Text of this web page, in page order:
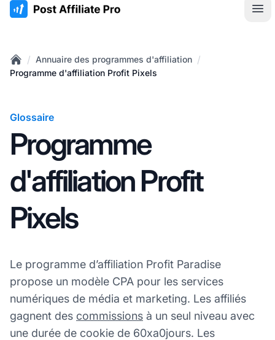
:site.title
Home
/ Annuaire des programmes d'affiliation /
Programme d'affiliation Profit Pixels
Glossaire
Programme
d'affiliation Profit
Pixels
Le programme d’affiliation Profit Paradise
propose un modèle CPA pour les services
numériques de média et marketing. Les affiliés
gagnent des commissions à un seul niveau avec
une durée de cookie de 60xa0jours. Les